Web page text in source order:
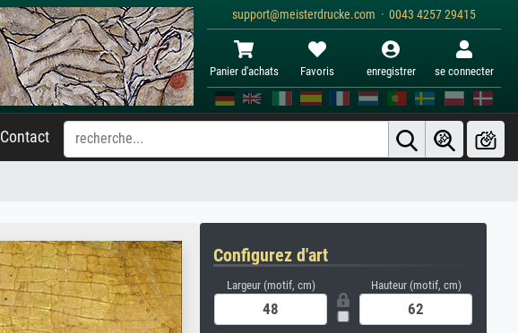
support@meisterdrucke.com · 0043 4257 29415
Panier d'achats Favoris enregistrer se connecter
Contact
Configurez d'art
Largeur (motif, cm) Hauteur (motif, cm)